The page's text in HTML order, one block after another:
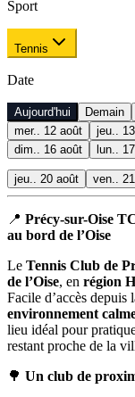
Sport
Tennis
Date
Aujourd'hui Demain
mer.. 12 août
jeu..
dim.. 16 août
lun..
jeu.. 20 août ven..
📍 Précy-sur-Oise
au bord de l’Oise
Le Tennis Club de
de l’Oise, en région
Facile d’accès depuis
environnement
lieu idéal pour
restant proche de la
🌳 Un club de